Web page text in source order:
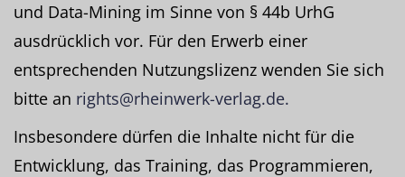
und Data-Mining im Sinne von § 44b UrhG
ausdrücklich vor. Für den Erwerb einer
entsprechenden Nutzungslizenz wenden Sie sich
bitte an rights@rheinwerk-verlag.de.
Insbesondere dürfen die Inhalte nicht für die
Entwicklung, das Training, das Programmieren,